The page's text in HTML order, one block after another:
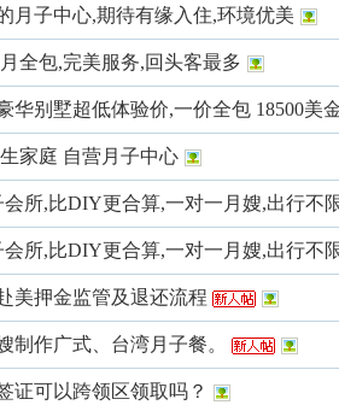
月子中心,期待有缘入住,环境优美
全包,完美服务,回头客最多
华别墅超低体验价,一价全包 18500美
家庭 自营月子中心
会所,比DIY更合算,一对一月嫂,出行不
会所,比DIY更合算,一对一月嫂,出行不
美押金监管及退还流程
制作广式、台湾月子餐。
证可以跨领区领取吗？